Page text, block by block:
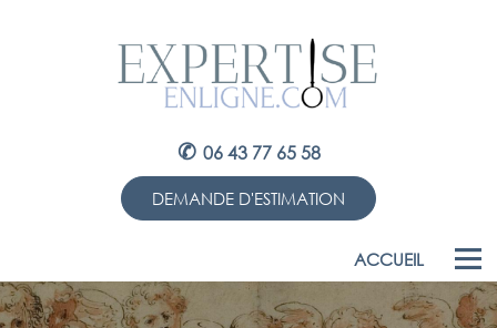
✆ 06 43 77 65 58
DEMANDE D'ESTIMATION
ACCUEIL